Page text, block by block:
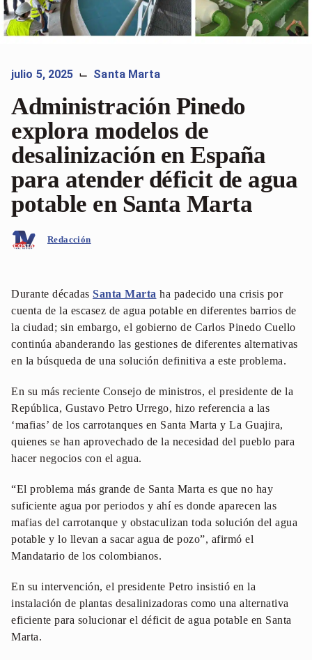
julio 5, 2025 ⌙ Santa Marta
Administración Pinedo
explora modelos de
desalinización en España
para atender déficit de agua
potable en Santa Marta
Redacción
Durante décadas Santa Marta ha padecido una crisis por
cuenta de la escasez de agua potable en diferentes barrios de
la ciudad; sin embargo, el gobierno de Carlos Pinedo Cuello
continúa abanderando las gestiones de diferentes alternativas
en la búsqueda de una solución definitiva a este problema.
En su más reciente Consejo de ministros, el presidente de la
República, Gustavo Petro Urrego, hizo referencia a las
‘mafias’ de los carrotanques en Santa Marta y La Guajira,
quienes se han aprovechado de la necesidad del pueblo para
hacer negocios con el agua.
“El problema más grande de Santa Marta es que no hay
suficiente agua por periodos y ahí es donde aparecen las
mafias del carrotanque y obstaculizan toda solución del agua
potable y lo llevan a sacar agua de pozo”, afirmó el
Mandatario de los colombianos.
En su intervención, el presidente Petro insistió en la
instalación de plantas desalinizadoras como una alternativa
eficiente para solucionar el déficit de agua potable en Santa
Marta.